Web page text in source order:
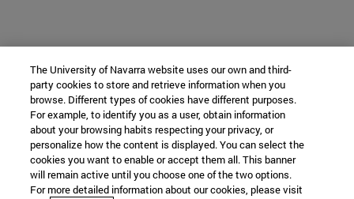
The University of Navarra website uses our own and third-
party cookies to store and retrieve information when you
browse. Different types of cookies have different purposes.
For example, to identify you as a user, obtain information
about your browsing habits respecting your privacy, or
personalize how the content is displayed. You can select the
cookies you want to enable or accept them all. This banner
will remain active until you choose one of the two options.
For more detailed information about our cookies, please visit